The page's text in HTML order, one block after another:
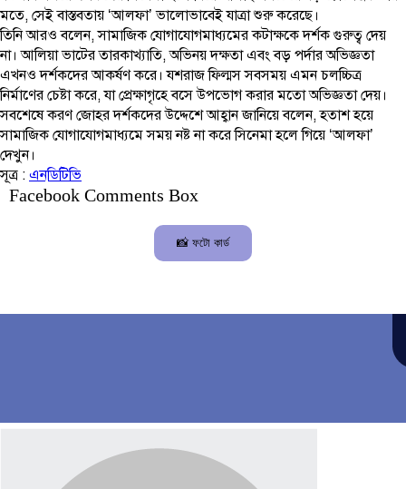
মতে, সেই বাস্তবতায় ‘আলফা’ ভালোভাবেই যাত্রা শুরু করেছে।
তিনি আরও বলেন, সামাজিক যোগাযোগমাধ্যমের কটাক্ষকে দর্শক গুরুত্ব দেয়
না। আলিয়া ভাটের তারকাখ্যাতি, অভিনয় দক্ষতা এবং বড় পর্দার অভিজ্ঞতা
এখনও দর্শকদের আকর্ষণ করে। যশরাজ ফিল্মস সবসময় এমন চলচ্চিত্র
নির্মাণের চেষ্টা করে, যা প্রেক্ষাগৃহে বসে উপভোগ করার মতো অভিজ্ঞতা দেয়।
সবশেষে করণ জোহর দর্শকদের উদ্দেশে আহ্বান জানিয়ে বলেন, হতাশ হয়ে
সামাজিক যোগাযোগমাধ্যমে সময় নষ্ট না করে সিনেমা হলে গিয়ে ‘আলফা’
দেখুন।
সূত্র : এনডিটিভি
Facebook Comments Box
📸 ফটো কার্ড